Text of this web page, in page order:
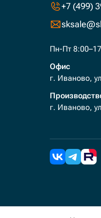
+7 (499)
Пн-Пт
Офис
г. Иваново,
г. Иваново,